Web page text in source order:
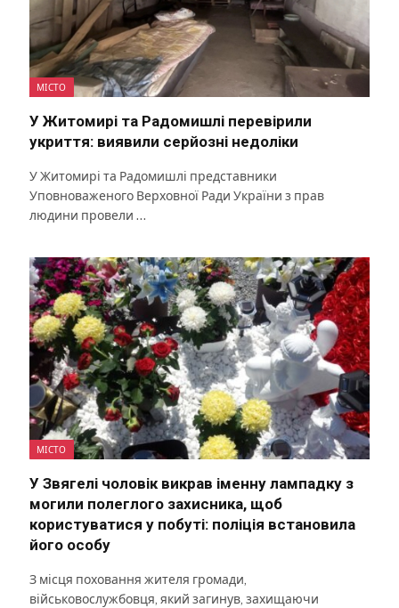
МІСТО
У Житомирі та Радомишлі перевірили
укриття: виявили серйозні недоліки
У Житомирі та Радомишлі представники
Уповноваженого Верховної Ради України з прав
людини провели …
МІСТО
У Звягелі чоловік викрав іменну лампадку з
могили полеглого захисника, щоб
користуватися у побуті: поліція встановила
його особу
З місця поховання жителя громади,
військовослужбовця, який загинув, захищаючи